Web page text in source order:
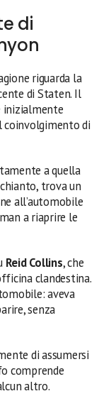
di
riguarda la
di Staten. Il
inizialmente
coinvolgimento di
a quella
trova un
all’automobile
a riaprire le
Reid Collins, che
clandestina.
aveva
senza
di assumersi
comprende
altro.